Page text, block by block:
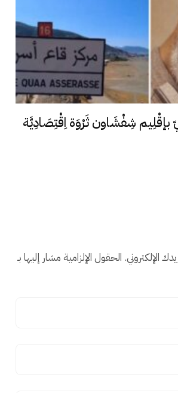
بإقْلِيم شِفْشَاون ثَرْوَة اِقْتِصَادِيَّة
الإلكتروني. الحقول الإلزامية مشار إليها بـ